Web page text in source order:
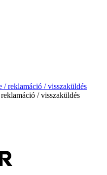
/ reklamáció / visszaküldés
/ visszaküldés